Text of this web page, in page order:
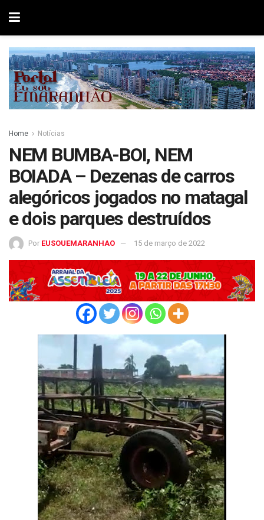
Home Notícias
NEM BUMBA-BOI, NEM
BOIADA – Dezenas de carros
alegóricos jogados no matagal
e dois parques destruídos
Por EUSOUEMARANHAO 15 de março de 2022